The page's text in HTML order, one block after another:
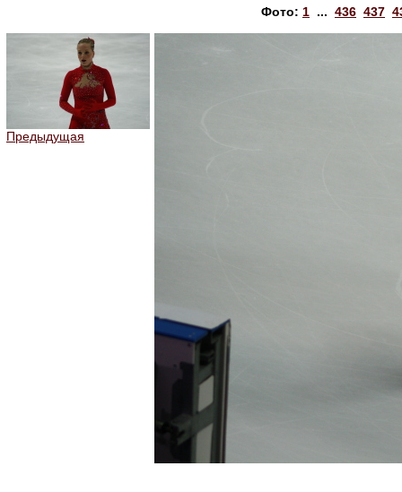
Фото: 1 ... 436 437
Предыдущая